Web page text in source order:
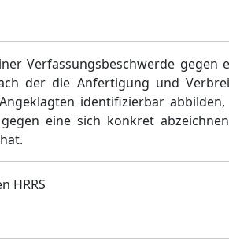
Verfassungsbeschwerde
der die Anfertigung und
identifizierbar
eine sich konkret
HRRS